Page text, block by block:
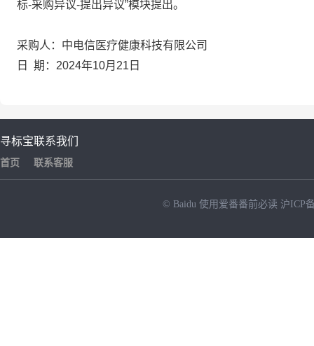
标-采购异议-提出异议”模块提出。
采购人：中电信医疗健康科技有限公司
日
期： 2024年10月 21 日
寻标宝
首页
联系我们
联系客服
© Baidu 使用爱番番前必读 沪ICP